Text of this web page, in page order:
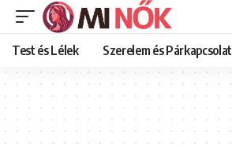
Test és Lélek Szerelem és Párkapcsolat